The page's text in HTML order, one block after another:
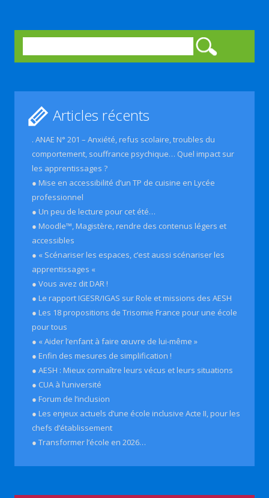
Articles récents
. ANAE N° 201 – Anxiété, refus scolaire, troubles du
comportement, souffrance psychique… Quel impact sur
les apprentissages ?
● Mise en accessibilité d’un TP de cuisine en Lycée
professionnel
● Un peu de lecture pour cet été…
● Moodle™, Magistère, rendre des contenus légers et
accessibles
● « Scénariser les espaces, c’est aussi scénariser les
apprentissages «
● Vous avez dit DAR !
● Le rapport IGESR/IGAS sur Role et missions des AESH
● Les 18 propositions de Trisomie France pour une école
pour tous
● « Aider l’enfant à faire œuvre de lui-même »
● Enfin des mesures de simplification !
● AESH : Mieux connaître leurs vécus et leurs situations
● CUA à l’université
● Forum de l’inclusion
● Les enjeux actuels d’une école inclusive Acte II, pour les
chefs d’établissement
● Transformer l’école en 2026…